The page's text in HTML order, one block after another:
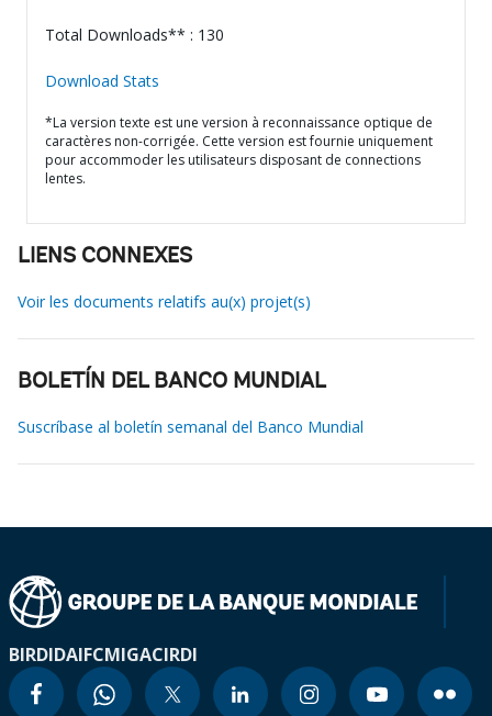
Total Downloads** : 130
Download Stats
*La version texte est une version à reconnaissance optique de
caractères non-corrigée. Cette version est fournie uniquement
pour accommoder les utilisateurs disposant de connections
lentes.
LIENS CONNEXES
Voir les documents relatifs au(x) projet(s)
BOLETÍN DEL BANCO MUNDIAL
Suscríbase al boletín semanal del Banco Mundial
BIRDIDAIFCMIGACIRDI